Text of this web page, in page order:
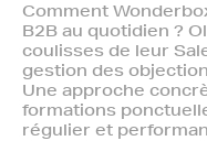
Comment
B2B au quotidien ?
coulisses de leur
gestion des
Une approche
formations
régulier et